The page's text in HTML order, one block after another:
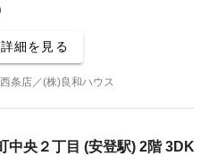
詳細を見る
条店／(株)良和ハウス
中央２丁目 (安登駅) 2階 3DK